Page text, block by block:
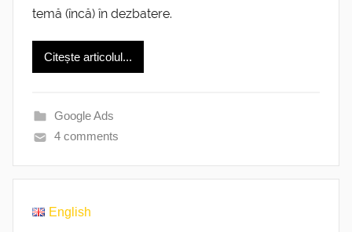
temă (încă) în dezbatere.
Citește articolul...
Google Ads
4 comments
English